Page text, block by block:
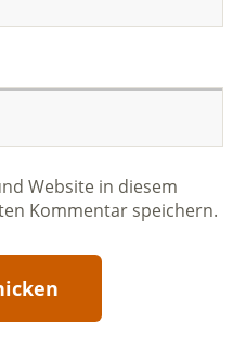
Website in diesem
Kommentar speichern.